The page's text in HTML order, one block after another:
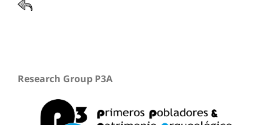
Research Group P3A